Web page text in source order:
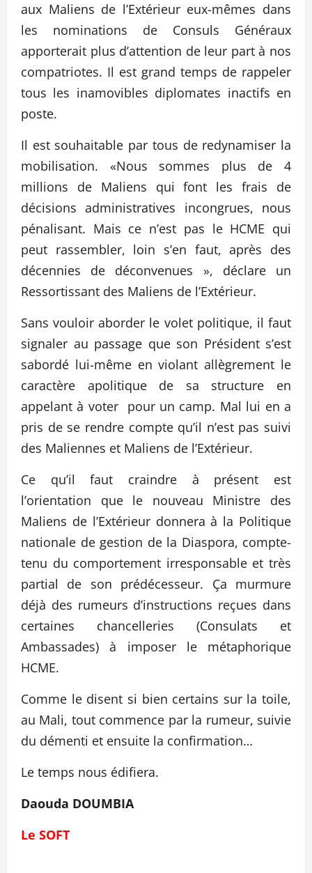
aux Maliens de l’Extérieur eux-mêmes dans
les nominations de Consuls Généraux
apporterait plus d’attention de leur part à nos
compatriotes. Il est grand temps de rappeler
tous les inamovibles diplomates inactifs en
poste.
Il est souhaitable par tous de redynamiser la
mobilisation. «Nous sommes plus de 4
millions de Maliens qui font les frais de
décisions administratives incongrues, nous
pénalisant. Mais ce n’est pas le HCME qui
peut rassembler, loin s’en faut, après des
décennies de déconvenues », déclare un
Ressortissant des Maliens de l’Extérieur.
Sans vouloir aborder le volet politique, il faut
signaler au passage que son Président s’est
sabordé lui-même en violant allègrement le
caractère apolitique de sa structure en
appelant à voter pour un camp. Mal lui en a
pris de se rendre compte qu’il n’est pas suivi
des Maliennes et Maliens de l’Extérieur.
Ce qu’il faut craindre à présent est
l’orientation que le nouveau Ministre des
Maliens de l’Extérieur donnera à la Politique
nationale de gestion de la Diaspora, compte-
tenu du comportement irresponsable et très
partial de son prédécesseur. Ça murmure
déjà des rumeurs d’instructions reçues dans
certaines chancelleries (Consulats et
Ambassades) à imposer le métaphorique
HCME.
Comme le disent si bien certains sur la toile,
au Mali, tout commence par la rumeur, suivie
du démenti et ensuite la confirmation…
Le temps nous édifiera.
Daouda DOUMBIA
Le SOFT